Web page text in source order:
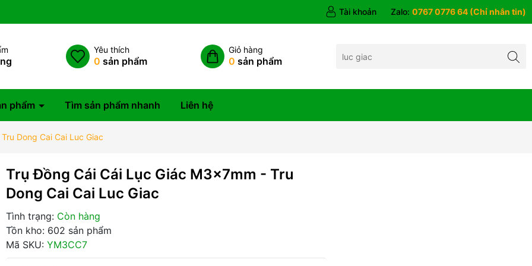
Tài khoản Zalo: 0767 0776 64 (Chỉ nhắn tin)
Yêu thích
0 sản phẩm
Giỏ hàng
0 sản phẩm
phẩm Tìm sản phẩm nhanh Liên hệ
Dong Cai Cai Luc Giac
Trụ Đồng Cái Cái Lục Giác M3x7mm - Tru
Dong Cai Cai Luc Giac
Tình trạng: Còn hàng
Tồn kho: 602 sản phẩm
Mã SKU: YM3CC7